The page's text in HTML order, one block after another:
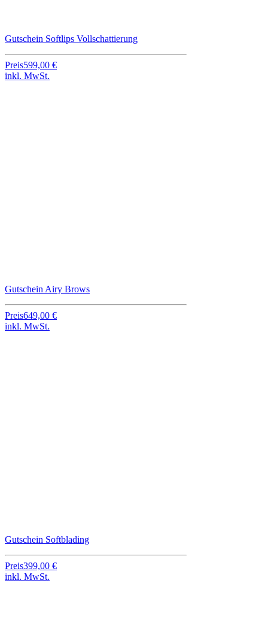
Gutschein Softlips Vollschattierung
Preis599,00 €
inkl. MwSt.
Gutschein Airy Brows
Preis649,00 €
inkl. MwSt.
Gutschein Softblading
Preis399,00 €
inkl. MwSt.